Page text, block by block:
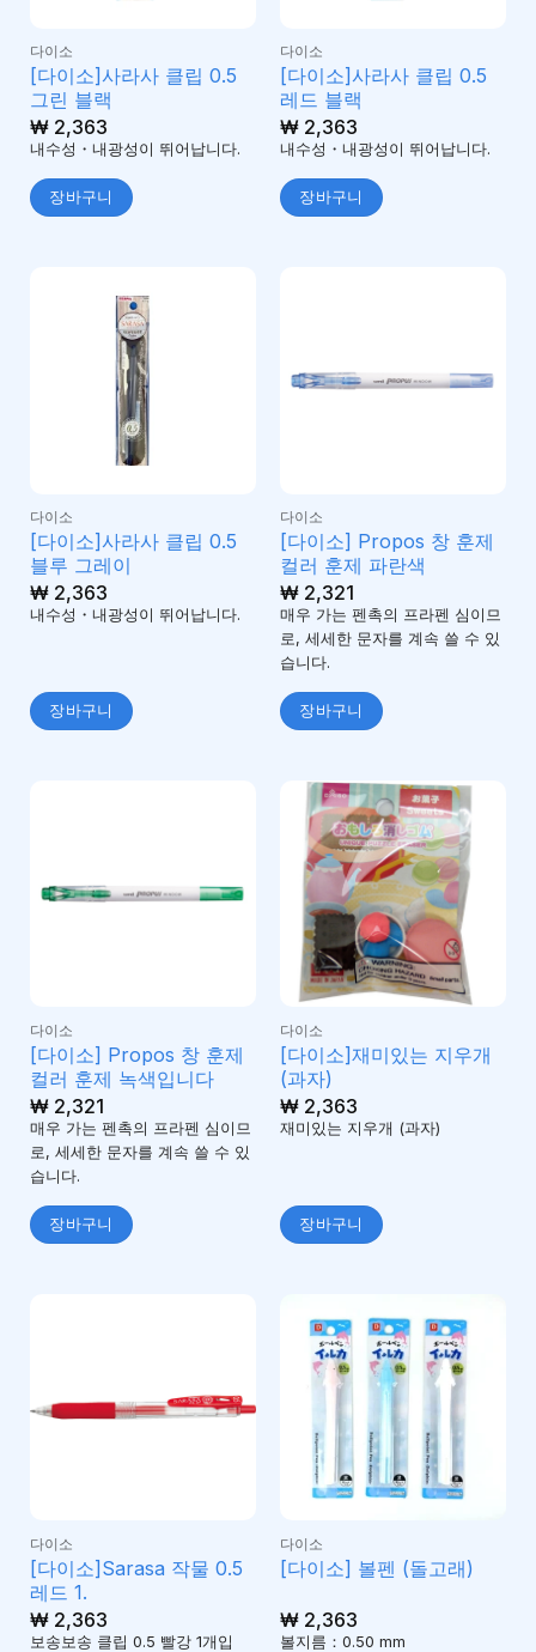
다이소
[다이소]사라사 클립 0.5
그린 블랙
₩2,363
내수성・내광성이 뛰어납니다.
장바구니
다이소
[다이소]사라사 클립 0.5
레드 블랙
₩2,363
내수성・내광성이 뛰어납니다.
장바구니
다이소
[다이소]사라사 클립 0.5
블루 그레이
₩2,363
내수성・내광성이 뛰어납니다.
장바구니
다이소
[다이소] Propos 창 훈제
컬러 훈제 파란색
₩2,321
매우 가는 펜촉의 프라펜 심이므
로, 세세한 문자를 계속 쓸 수 있
습니다.
장바구니
다이소
[다이소] Propos 창 훈제
컬러 훈제 녹색입니다
₩2,321
매우 가는 펜촉의 프라펜 심이므
로, 세세한 문자를 계속 쓸 수 있
습니다.
장바구니
다이소
[다이소]재미있는 지우개
(과자)
₩2,363
재미있는 지우개 (과자)
장바구니
다이소
[다이소]Sarasa 작물 0.5
레드 1.
₩2,363
보송보송 클립 0.5 빨강 1개입
다이소
[다이소] 볼펜 (돌고래)
₩2,363
볼지름：0.50 mm